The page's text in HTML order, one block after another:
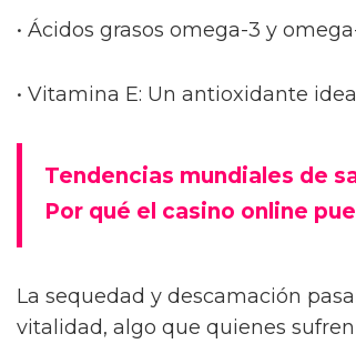
• Ácidos grasos omega-3 y
• Vitamina E: Un antioxidante
Tendencias mundiales de
Por qué el casino online
La sequedad y descamación
vitalidad, algo que quienes